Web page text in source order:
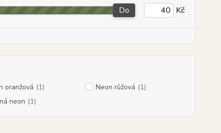
Do Kč
oranžová (1) Neon růžová (1)
neon (1)